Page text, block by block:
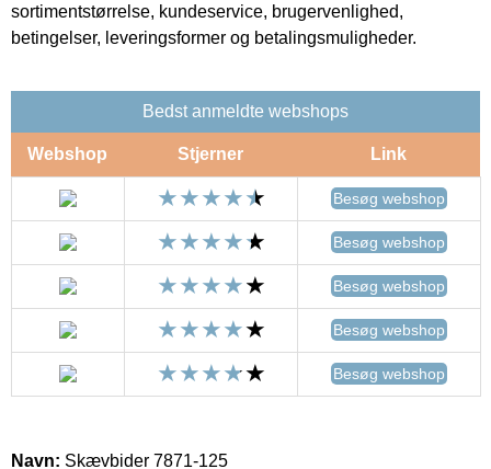
sortimentstørrelse, kundeservice, brugervenlighed,
betingelser, leveringsformer og betalingsmuligheder.
Bedst anmeldte webshops
Webshop Stjerner Link
Besøg webshop
Besøg webshop
Besøg webshop
Besøg webshop
Besøg webshop
Navn: Skævbider 7871-125